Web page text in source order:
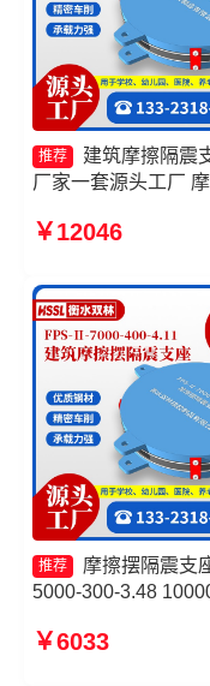
推荐
建筑摩擦隔震
厂家一套源头工厂
产厂家 摩擦复摆隔震
Ⅱ-2000-400-3.81生
￥12046
推荐
摩擦摆隔震支
5000-300-3.48
座FPSII-7000-350-
￥6033